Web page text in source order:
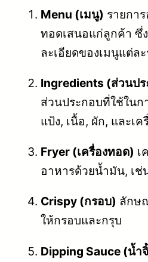
Menu (เมนู) รายกา
ทอดเสนอแก่ลูกค้า ซึ่
ละเอียดของเมนูแต่ล
Ingredients (ส่วนปร
ส่วนประกอบที่ใช้ในก
แป้ง, เนื้อ, ผัก, และเค
Fryer (เครื่องทอด) เ
อาหารด้วยน้ำมัน, เ
Crispy (กรอบ) ลักษ
ให้กรอบและกรุบ
Dipping Sauce (น้ำ